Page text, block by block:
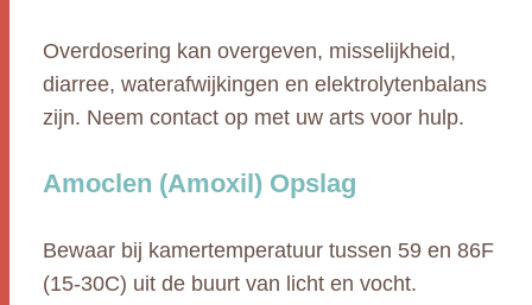
Overdosering kan overgeven, misselijkheid,
diarree, waterafwijkingen en elektrolytenbalans
zijn. Neem contact op met uw arts voor hulp.
Amoclen (Amoxil) Opslag
Bewaar bij kamertemperatuur tussen 59 en 86F
(15-30C) uit de buurt van licht en vocht.